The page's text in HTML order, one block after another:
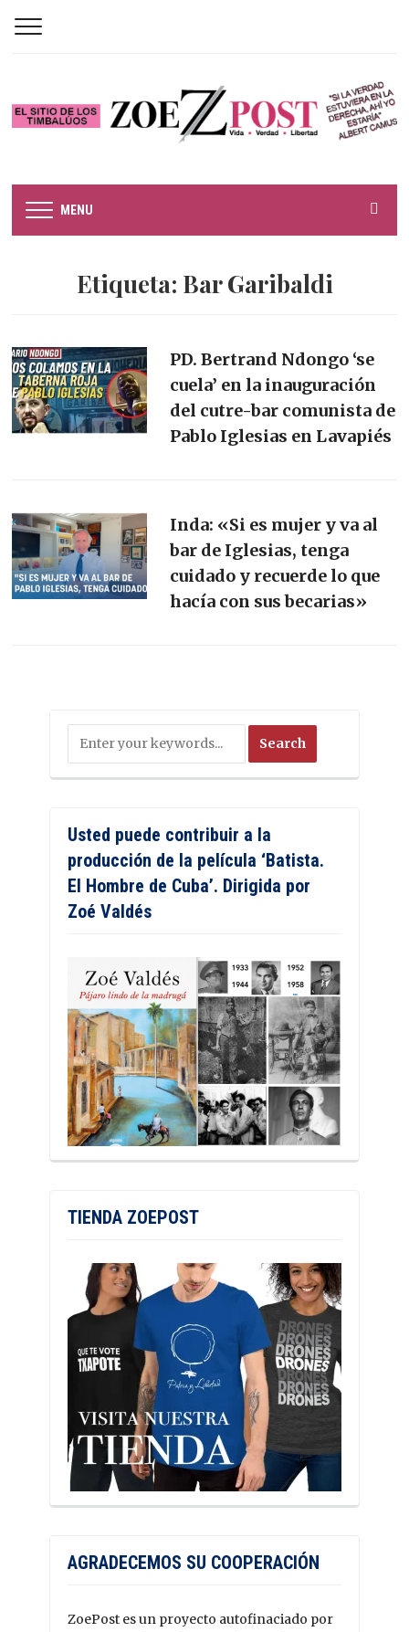
MENU
Etiqueta: Bar Garibaldi
PD. Bertrand Ndongo ‘se
cuela’ en la inauguración
del cutre-bar comunista de
Pablo Iglesias en Lavapiés
Inda: «Si es mujer y va al
bar de Iglesias, tenga
cuidado y recuerde lo que
hacía con sus becarias»
Usted puede contribuir a la
producción de la película ‘Batista.
El Hombre de Cuba’. Dirigida por
Zoé Valdés
TIENDA ZOEPOST
AGRADECEMOS SU COOPERACIÓN
ZoePost es un proyecto autofinaciado por